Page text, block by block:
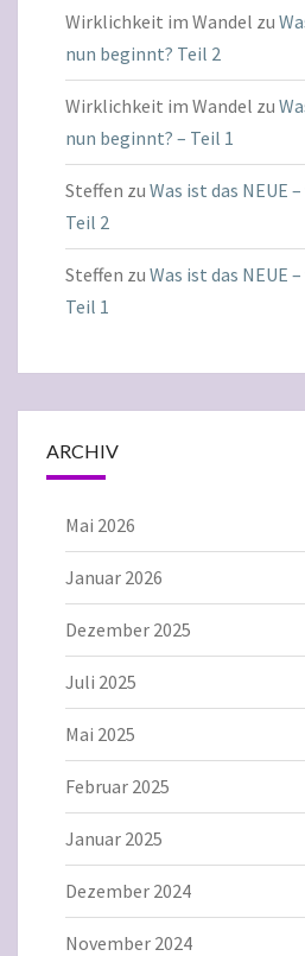
Wirklichkeit im Wandel zu
nun beginnt? Teil 2
Wirklichkeit im Wandel zu
nun beginnt? – Teil 1
Steffen zu Was ist das NEUE
Teil 2
Steffen zu Was ist das NEUE
Teil 1
ARCHIV
Mai 2026
Januar 2026
Dezember 2025
Juli 2025
Mai 2025
Februar 2025
Januar 2025
Dezember 2024
November 2024